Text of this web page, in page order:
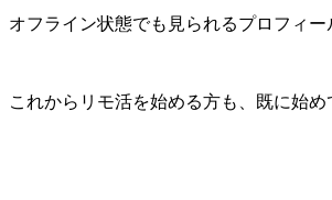
オフライン状態でも見られるプロフィ
これからリモ活を始める方も、既に始